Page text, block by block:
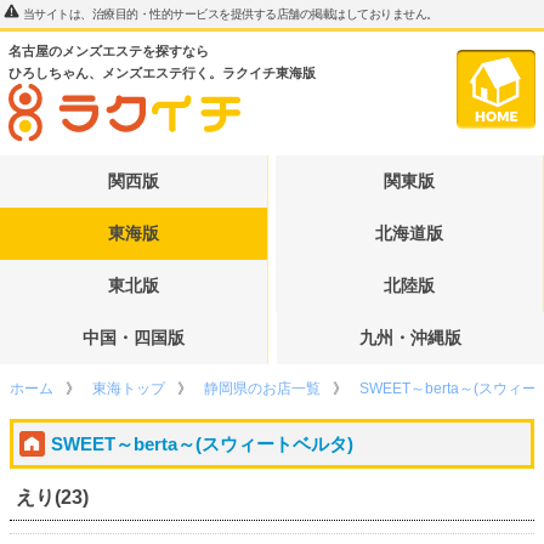
当サイトは、治療目的・性的サービスを提供する店舗の掲載はしておりません。
名古屋のメンズエステを探すなら
ひろしちゃん、メンズエステ行く。ラクイチ東海版
関西版 関東版
東海版 北海道版
東北版 北陸版
中国・四国版 九州・沖縄版
ホーム 東海トップ 静岡県のお店一覧 SWEET～berta～(スウィー
SWEET～berta～(スウィートベルタ)
えり(23)